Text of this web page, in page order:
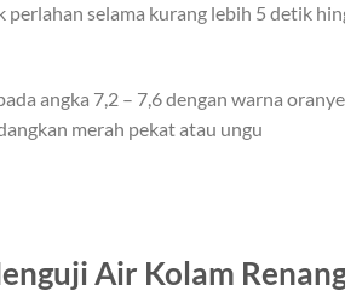
selama kurang lebih 5 detik
angka 7,2 – 7,6 dengan warna oranye
merah pekat atau ungu
Air Kolam